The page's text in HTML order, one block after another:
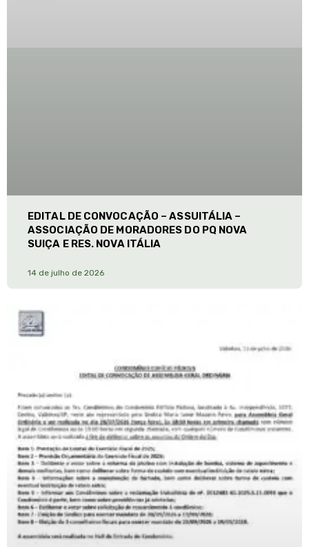
EDITAL DE CONVOCAÇÃO – ASSUITÁLIA –
ASSOCIAÇÃO DE MORADORES DO PQ NOVA
SUIÇA E RES. NOVA ITÁLIA
14 de julho de 2026